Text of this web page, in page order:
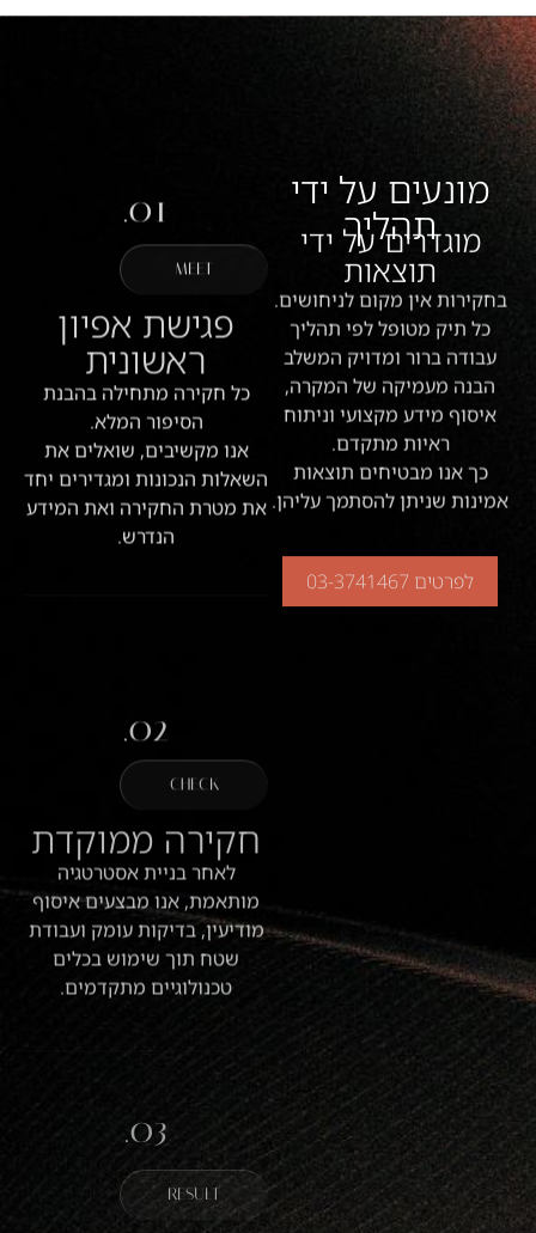
מונעים על ידי
תהליך
מוגדרים על ידי
תוצאות
בחקירות אין מקום לניחושים.
כל תיק מטופל לפי תהליך
עבודה ברור ומדויק המשלב
הבנה מעמיקה של המקרה,
איסוף מידע מקצועי וניתוח
ראיות מתקדם.
כך אנו מבטיחים תוצאות
אמינות שניתן להסתמך עליהן.
לפרטים 03-3741467
01.
MEET
פגישת אפיון
ראשונית
כל חקירה מתחילה בהבנת
הסיפור המלא.
אנו מקשיבים, שואלים את
השאלות הנכונות ומגדירים יחד
את מטרת החקירה ואת המידע
הנדרש.
02.
CHECK
חקירה ממוקדת
לאחר בניית אסטרטגיה
מותאמת, אנו מבצעים איסוף
מודיעין, בדיקות עומק ועבודת
שטח תוך שימוש בכלים
טכנולוגיים מתקדמים.
03.
RESULT